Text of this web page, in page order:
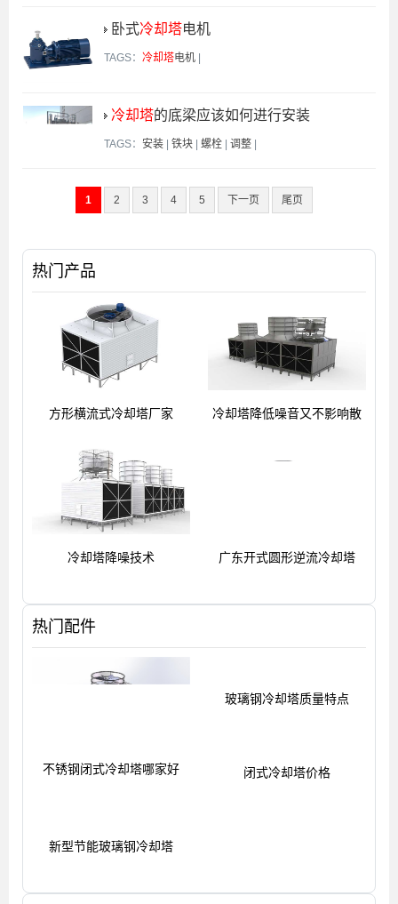
卧式冷却塔电机
TAGS： 冷却塔电机
冷却塔的底梁应该如何进行安装
TAGS： 安装 铁块 螺栓 调整
1 2 3 4 5 下一页 尾页
热门产品
方形横流式冷却塔厂家 冷却塔降低噪音又不影响散
冷却塔降噪技术 广东开式圆形逆流冷却塔
热门配件
不锈钢闭式冷却塔哪家好 玻璃钢冷却塔质量特点